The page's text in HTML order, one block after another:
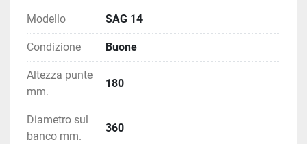
Modello SAG 14
Condizione Buone
Altezza punte
mm.
180
Diametro sul
banco mm.
360